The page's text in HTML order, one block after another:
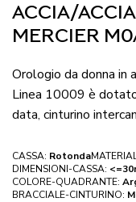
ACCIA/
MERCIER
Orologio da donna in
Linea 10009 è
data, cinturino
CASSA: Rotonda
DIMENSIONI-CASSA:
COLORE-QUADRANTE:
BRACCIALE-CINTURINO: